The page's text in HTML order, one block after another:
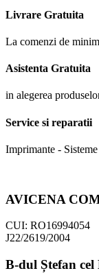
Livrare Gratuita
La comenzi de
Asistenta Gratuita
in alegerea
Service si reparatii
Imprimante -
AVICENA
CUI: RO16994054
J22/2619/2004
B-dul Ștefan cel